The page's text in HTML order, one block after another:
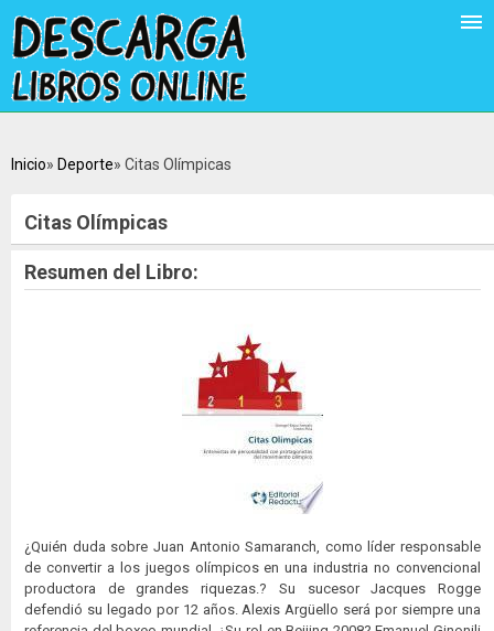
Inicio Deporte Citas Olímpicas
Citas Olímpicas
Resumen del Libro:
¿Quién duda sobre Juan Antonio Samaranch, como líder responsable
de convertir a los juegos olímpicos en una industria no convencional
productora de grandes riquezas.? Su sucesor Jacques Rogge
defendió su legado por 12 años. Alexis Argüello será por siempre una